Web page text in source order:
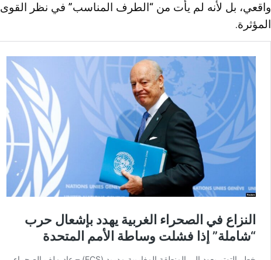
واقعي، بل لأنه لم يأت من “الطرف المناسب” في نظر القوى
المؤثرة.